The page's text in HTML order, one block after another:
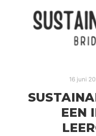
16 juni
EEN